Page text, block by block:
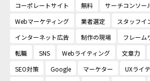
コーポレートサイト
無料 サーチコンソー
Webマーケティング
業者選定
スタッフイ
インターネット広告
制作の現場 フレーム
転職
SNS Webライティング 文章力
SEO対策
Google マーケター UXライ